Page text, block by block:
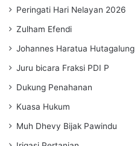
Peringati Hari Nelayan 2026
Zulham Efendi
Johannes Haratua Hutagalung
Juru bicara Fraksi PDI P
Dukung Penahanan
Kuasa Hukum
Muh Dhevy Bijak Pawindu